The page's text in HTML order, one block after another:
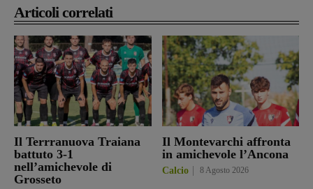
Articoli correlati
Il Terrranuova Traiana
battuto 3-1
nell’amichevole di
Grosseto
Il Montevarchi affronta
in amichevole l’Ancona
Calcio 8 Agosto 2026